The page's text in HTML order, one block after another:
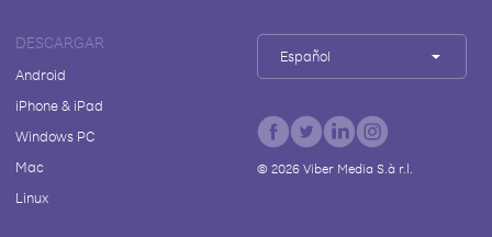
DESCARGAR
Android
iPhone & iPad
Windows PC
Mac
Linux
Español
© 2026Viber Media S.à r.l.